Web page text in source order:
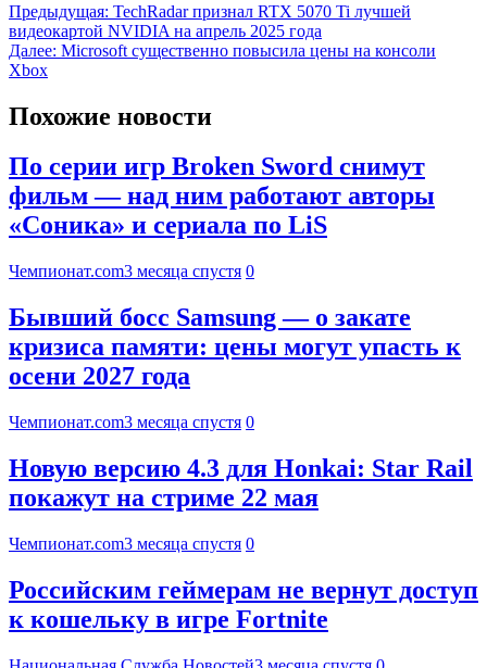
Предыдущая: TechRadar признал RTX 5070 Ti лучшей
видеокартой NVIDIA на апрель 2025 года
Далее: Microsoft существенно повысила цены на консоли
Xbox
Похожие новости
По серии игр Broken Sword снимут
фильм — над ним работают авторы
«Соника» и сериала по LiS
Чемпионат.com3 месяца спустя 0
Бывший босс Samsung — о закате
кризиса памяти: цены могут упасть к
осени 2027 года
Чемпионат.com3 месяца спустя 0
Новую версию 4.3 для Honkai: Star Rail
покажут на стриме 22 мая
Чемпионат.com3 месяца спустя 0
Российским геймерам не вернут доступ
к кошельку в игре Fortnite